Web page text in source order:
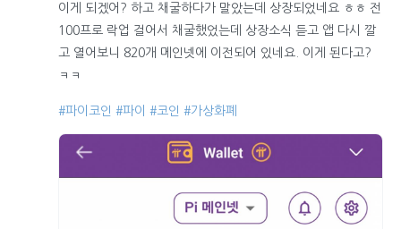
이게 되겠어? 하고 채굴하다가 말았는데 상장되었네요 ㅎㅎ 전
100프로 락업 걸어서 채굴했었는데 상장소식 듣고 앱 다시 깔
고 열어보니 820개 메인넷에 이전되어 있네요. 이게 된다고?
ㅋㅋ
#파이코인 #파이 #코인 #가상화폐